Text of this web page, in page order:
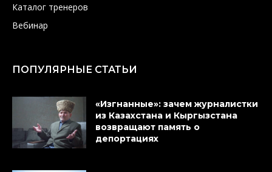
Каталог тренеров
Вебинар
ПОПУЛЯРНЫЕ СТАТЬИ
«Изгнанные»: зачем журналистки
из Казахстана и Кыргызстана
возвращают память о
депортациях